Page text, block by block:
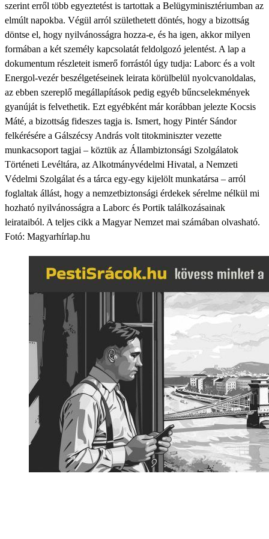
szerint erről több egyeztetést is tartottak a Belügyminisztériumban az
elmúlt napokba. Végül arról születhetett döntés, hogy a bizottság
döntse el, hogy nyilvánosságra hozza-e, és ha igen, akkor milyen
formában a két személy kapcsolatát feldolgozó jelentést. A lap a
dokumentum részleteit ismerő forrástól úgy tudja: Laborc és a volt
Energol-vezér beszélgetéseinek leirata körülbelül nyolcvanoldalas,
az ebben szereplő megállapítások pedig egyéb bűncselekmények
gyanúját is felvethetik. Ezt egyébként már korábban jelezte Kocsis
Máté, a bizottság fideszes tagja is. Ismert, hogy Pintér Sándor
felkérésére a Gálszécsy András volt titokminiszter vezette
munkacsoport tagjai – köztük az Állambiztonsági Szolgálatok
Történeti Levéltára, az Alkotmányvédelmi Hivatal, a Nemzeti
Védelmi Szolgálat és a tárca egy-egy kijelölt munkatársa – arról
foglaltak állást, hogy a nemzetbiztonsági érdekek sérelme nélkül mi
hozható nyilvánosságra a Laborc és Portik találkozásainak
leirataiból. A teljes cikk a Magyar Nemzet mai számában olvasható.
Fotó: Magyarhírlap.hu